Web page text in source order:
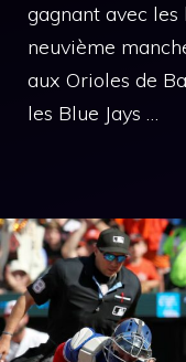
gagnant avec les
neuvième
aux Orioles de
les Blue Jays …